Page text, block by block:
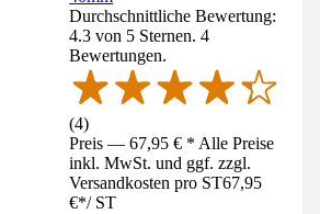
Durchschnittliche Bewertung:
4.3 von 5 Sternen. 4
Bewertungen.
(4)
Preis — 67,95 € * Alle Preise
inkl. MwSt. und ggf. zzgl.
Versandkosten pro ST67,95
€*/ ST